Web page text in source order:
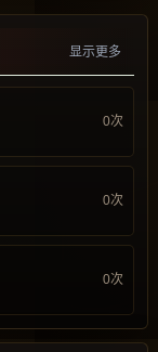
显示更多
0次
0次
0次